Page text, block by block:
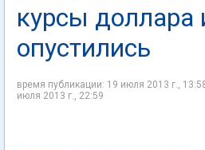
курсы доллара
опустились
время публикации: 19 июля 2013 г.,
июля 2013 г., 22:59